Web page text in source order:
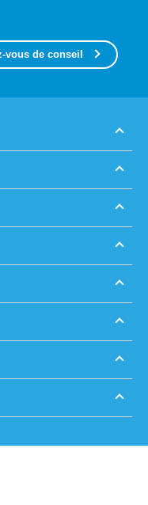
vous de conseil